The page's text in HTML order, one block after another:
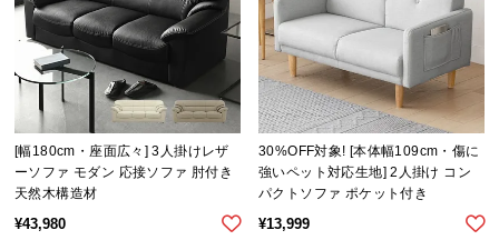
[幅180cm・座面広々] 3人掛けレザ
ーソファ モダン 応接ソファ 肘付き
天然木構造材
¥43,980
30%OFF対象! [本体幅109cm・傷に
強いペット対応生地] 2人掛け コン
パクトソファ ポケット付き
¥13,999